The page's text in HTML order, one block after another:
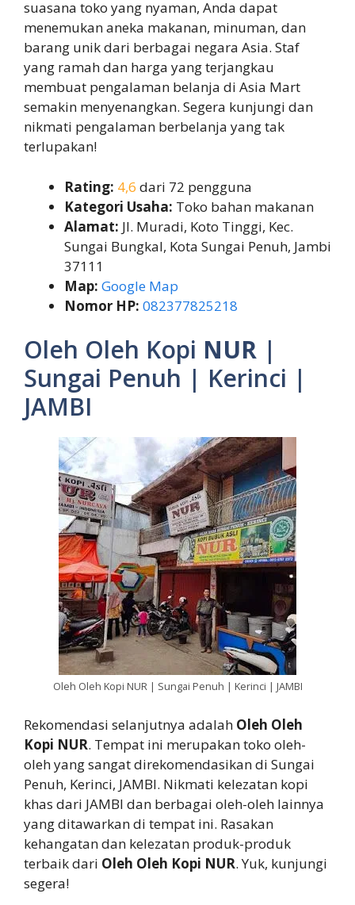
suasana toko yang nyaman, Anda dapat
menemukan aneka makanan, minuman, dan
barang unik dari berbagai negara Asia. Staf
yang ramah dan harga yang terjangkau
membuat pengalaman belanja di Asia Mart
semakin menyenangkan. Segera kunjungi dan
nikmati pengalaman berbelanja yang tak
terlupakan!
Rating: 4,6 dari 72 pengguna
Kategori Usaha: Toko bahan makanan
Alamat: Jl. Muradi, Koto Tinggi, Kec.
Sungai Bungkal, Kota Sungai Penuh, Jambi
37111
Map: Google Map
Nomor HP: 082377825218
Oleh Oleh Kopi NUR |
Sungai Penuh | Kerinci |
JAMBI
Oleh Oleh Kopi NUR | Sungai Penuh | Kerinci | JAMBI
Rekomendasi selanjutnya adalah Oleh Oleh
Kopi NUR. Tempat ini merupakan toko oleh-
oleh yang sangat direkomendasikan di Sungai
Penuh, Kerinci, JAMBI. Nikmati kelezatan kopi
khas dari JAMBI dan berbagai oleh-oleh lainnya
yang ditawarkan di tempat ini. Rasakan
kehangatan dan kelezatan produk-produk
terbaik dari Oleh Oleh Kopi NUR. Yuk, kunjungi
segera!